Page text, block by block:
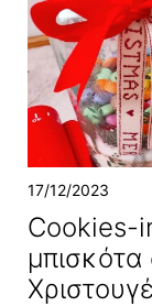
17/12/2023
Cookies-